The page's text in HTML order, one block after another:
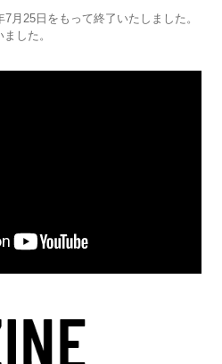
月25日をもって終了いたしました。
した。